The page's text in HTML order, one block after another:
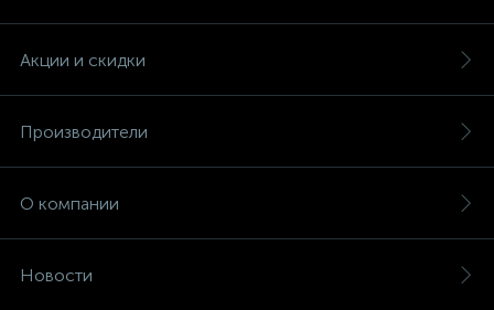
Акции и скидки
Производители
О компании
Новости